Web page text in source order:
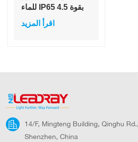
للماء IP65 بقوة 4.5
واط يعمل بالطاقة
الشمسية، مصباح
اقرأ المزيد
14/F, Mingteng Building, Qinghu
Shenzhen, China